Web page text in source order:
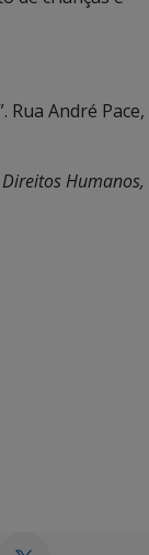
Rua André Pace,
Humanos,